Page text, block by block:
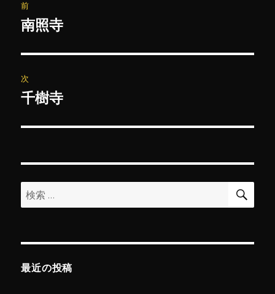
稿
ビ
ゲ
ー
ン
前
前
投
稿:
南照寺
次
次
投
千樹寺
検
索:
検
最近の投稿